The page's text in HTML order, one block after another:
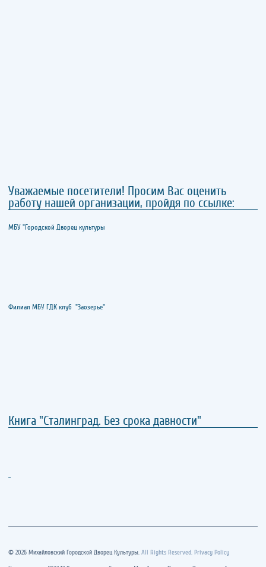
Уважаемые посетители! Просим Вас оценить
работу нашей организации, пройдя по ссылке:
МБУ "Городской Дворец культуры
Филиал МБУ ГДК клуб "Заозерье"
Книга "Сталинград. Без срока давности"
..
© 2026 Михайловский Городской Дворец Культуры. All Rights Reserved. Privacy Policy